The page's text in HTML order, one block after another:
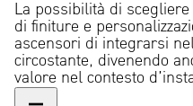
La possibilità di
di finiture e
ascensori di integrarsi
circostante, divenendo
valore nel contesto